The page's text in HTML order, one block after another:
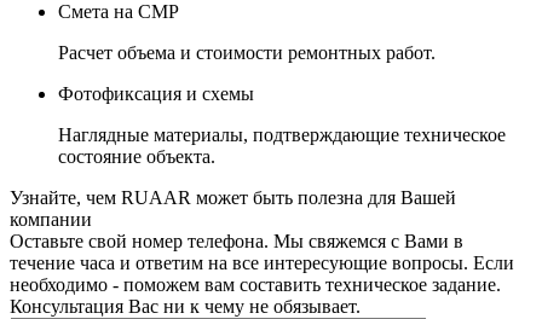
Смета на СМР
Расчет объема и стоимости ремонтных работ.
Фотофиксация и схемы
Наглядные материалы, подтверждающие техническое
состояние объекта.
Узнайте, чем RUAAR может быть полезна для Вашей
компании
Оставьте свой номер телефона. Мы свяжемся с Вами в
течение часа и ответим на все интересующие вопросы. Если
необходимо - поможем вам составить техническое задание.
Консультация Вас ни к чему не обязывает.